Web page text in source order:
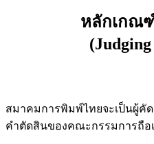
หลักเกณ
สมาคมการพิมพ์ไทยจะเป็นผู้คั
คําตัดสินของคณะกรรมการถือ